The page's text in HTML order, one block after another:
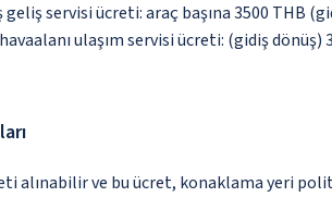
geliş servisi ücreti: araç başına 3500 THB
ulaşım servisi ücreti: (gidiş dönüş)
alınabilir ve bu ücret, konaklama yeri